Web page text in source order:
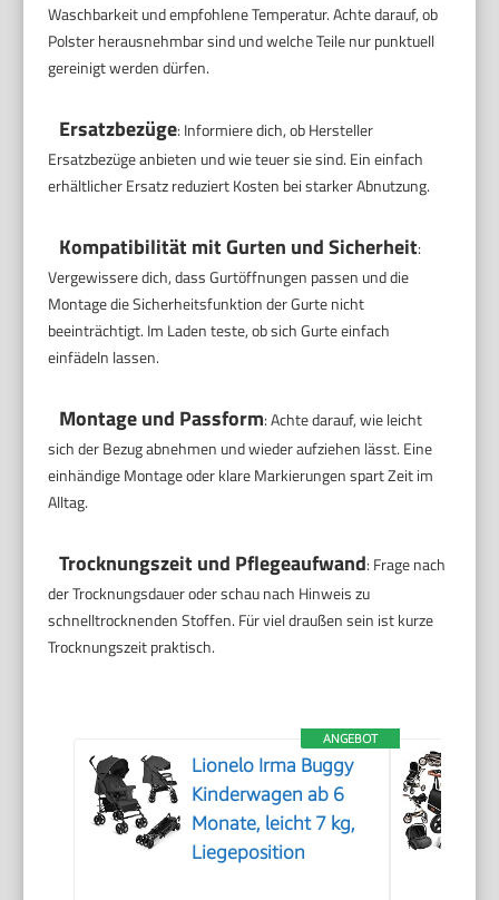
Waschbarkeit und empfohlene Temperatur. Achte darauf, ob
Polster herausnehmbar sind und welche Teile nur punktuell
gereinigt werden dürfen.
Ersatzbezüge: Informiere dich, ob Hersteller
Ersatzbezüge anbieten und wie teuer sie sind. Ein einfach
erhältlicher Ersatz reduziert Kosten bei starker Abnutzung.
Kompatibilität mit Gurten und Sicherheit:
Vergewissere dich, dass Gurtöffnungen passen und die
Montage die Sicherheitsfunktion der Gurte nicht
beeinträchtigt. Im Laden teste, ob sich Gurte einfach
einfädeln lassen.
Montage und Passform: Achte darauf, wie leicht
sich der Bezug abnehmen und wieder aufziehen lässt. Eine
einhändige Montage oder klare Markierungen spart Zeit im
Alltag.
Trocknungszeit und Pflegeaufwand: Frage nach
der Trocknungsdauer oder schau nach Hinweis zu
schnelltrocknenden Stoffen. Für viel draußen sein ist kurze
Trocknungszeit praktisch.
ANGEBOT
Lionelo Irma Buggy
Kinderwagen ab 6
Monate, leicht 7 kg,
Liegeposition